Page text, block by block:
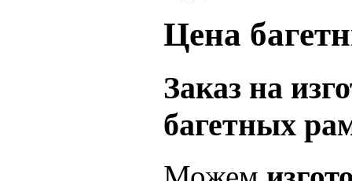
Цена
Заказ на
багетных